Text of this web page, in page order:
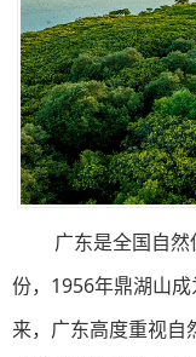
广东是全国自
份，1956年鼎湖山
来，广东高度重视自